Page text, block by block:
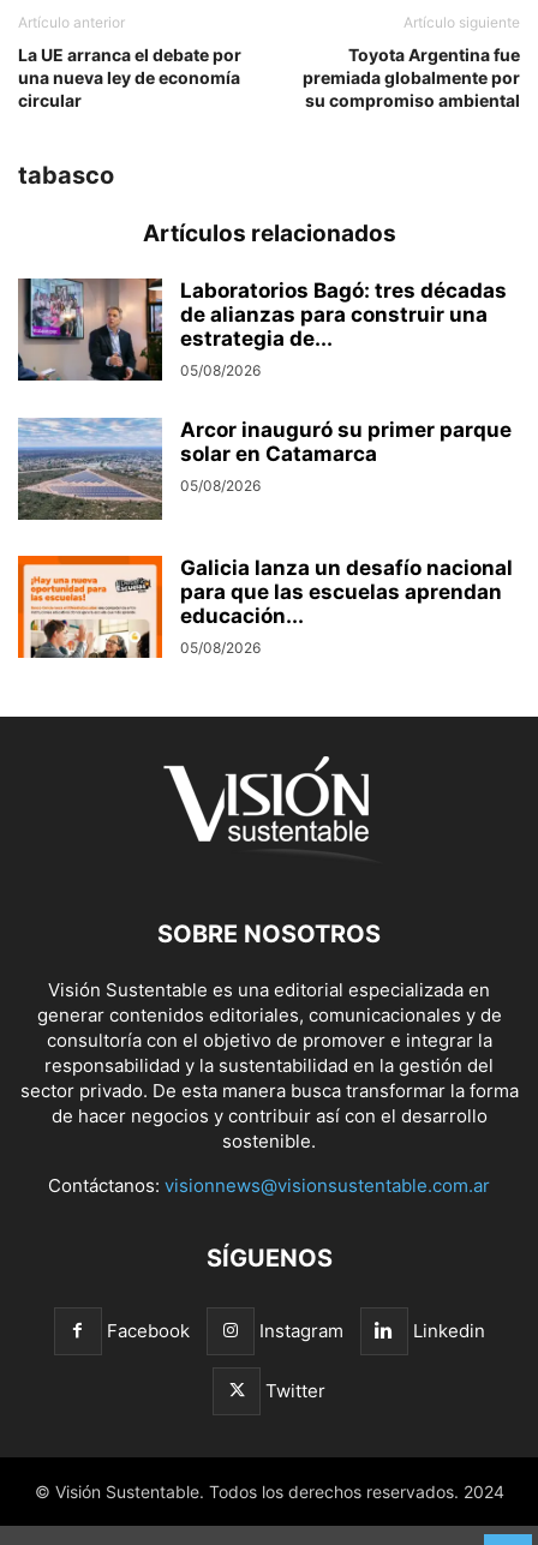
Artículo anterior
La UE arranca el debate por
una nueva ley de economía
circular
Artículo siguiente
Toyota Argentina fue
premiada globalmente por
su compromiso ambiental
tabasco
Artículos relacionados
Laboratorios Bagó: tres décadas
de alianzas para construir una
estrategia de...
05/08/2026
Arcor inauguró su primer parque
solar en Catamarca
05/08/2026
Galicia lanza un desafío nacional
para que las escuelas aprendan
educación...
05/08/2026
SOBRE NOSOTROS
Visión Sustentable es una editorial especializada en
generar contenidos editoriales, comunicacionales y de
consultoría con el objetivo de promover e integrar la
responsabilidad y la sustentabilidad en la gestión del
sector privado. De esta manera busca transformar la forma
de hacer negocios y contribuir así con el desarrollo
sostenible.
Contáctanos: visionnews@visionsustentable.com.ar
SÍGUENOS
Facebook Instagram Linkedin
Twitter
© Visión Sustentable. Todos los derechos reservados. 2024